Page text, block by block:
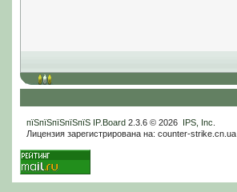
пїЅпїЅпїЅпїЅпїЅ IP.Board2.3.6 © 2026 IPS, Inc
Лицензия зарегистрирована на: counter-strike.cn.ua